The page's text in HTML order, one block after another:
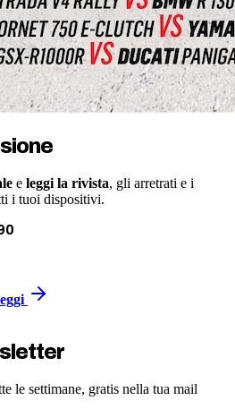
e leggi la rivista, gli arretrati e i
i tuoi dispositivi.
le settimane, gratis nella tua mail